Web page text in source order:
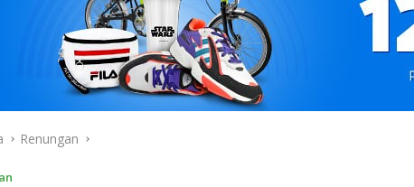
Renungan